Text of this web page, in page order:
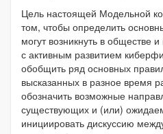
Цель настоящей Модельной
том, чтобы определить
могут возникнуть в обществе
с активным развитием
обобщить ряд основных
высказанных в разное время
обозначить возможные
существующих и (или)
инициировать дискуссию